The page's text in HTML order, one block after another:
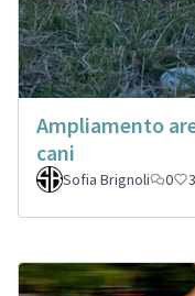
Ampliamento
cani
Sofia Brignoli 0